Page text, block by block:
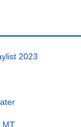
2023